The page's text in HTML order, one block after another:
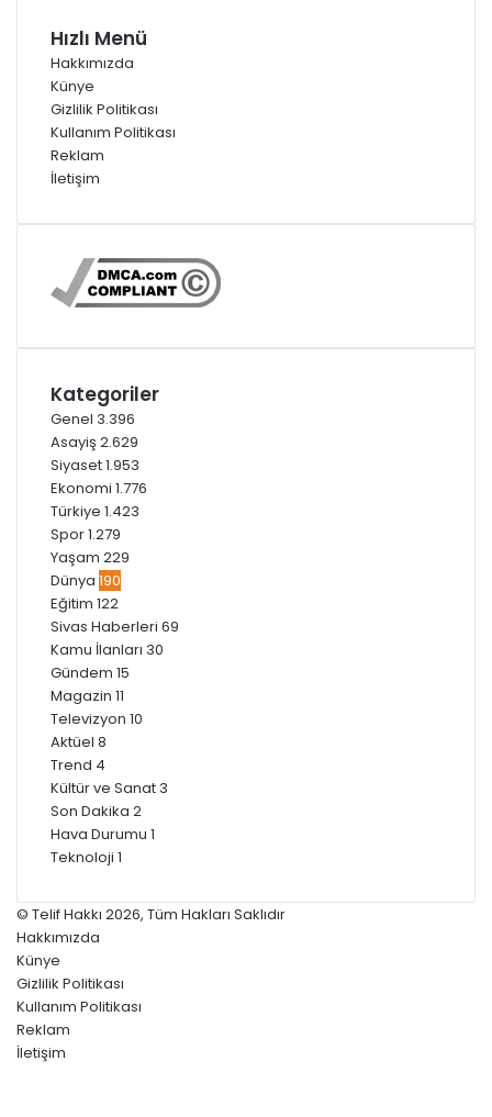
Hızlı Menü
Hakkımızda
Künye
Gizlilik Politikası
Kullanım Politikası
Reklam
İletişim
Kategoriler
Genel 3.396
Asayiş 2.629
Siyaset1.953
Ekonomi 1.776
Türkiye 1.423
Spor1.279
Yaşam 229
Dünya 190
Eğitim 122
Sivas Haberleri 69
Kamu İlanları 30
Gündem 15
Magazin 11
Televizyon 10
Aktüel 8
Trend 4
Kültür ve Sanat 3
Son Dakika 2
Hava Durumu 1
Teknoloji 1
© Telif Hakkı 2026, Tüm Hakları Saklıdır
Hakkımızda
Künye
Gizlilik Politikası
Kullanım Politikası
Reklam
İletişim